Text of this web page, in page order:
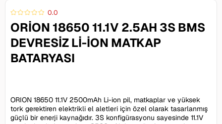
0.0
ORION 18650 11.1V 2.5AH 3S BMS
DEVRESIZ LI-ION MATKAP
BATARYASI
ORION 18650 11.1V 2500mAh Li-ion pil, matkaplar ve yüksek
tork gerektiren elektrikli el aletleri için özel olarak tasarlanmış
güçlü bir enerji kaynağıdır. 3S konfigürasyonu sayesinde 11.1V